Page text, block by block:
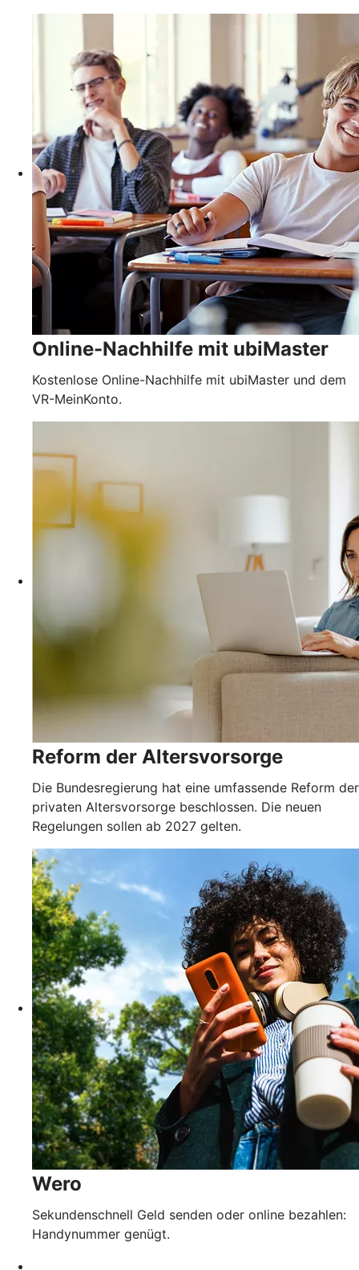
Online-Nachhilfe mit ubiMaster
Kostenlose Online-Nachhilfe mit ubiMaster und dem
VR-MeinKonto.
Reform der Altersvorsorge
Die Bundesregierung hat eine umfassende Reform der
privaten Altersvorsorge beschlossen. Die neuen
Regelungen sollen ab 2027 gelten.
Wero
Sekundenschnell Geld senden oder online bezahlen:
Handynummer genügt.